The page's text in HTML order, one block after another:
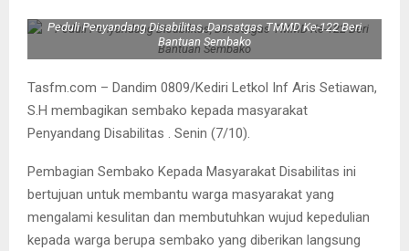
Peduli Penyandang Disabilitas, Dansatgas TMMD Ke-122 Beri
Bantuan Sembako
Tasfm.com – Dandim 0809/Kediri Letkol Inf Aris Setiawan,
S.H membagikan sembako kepada masyarakat
Penyandang Disabilitas . Senin (7/10).
Pembagian Sembako Kepada Masyarakat Disabilitas ini
bertujuan untuk membantu warga masyarakat yang
mengalami kesulitan dan membutuhkan wujud kepedulian
kepada warga berupa sembako yang diberikan langsung